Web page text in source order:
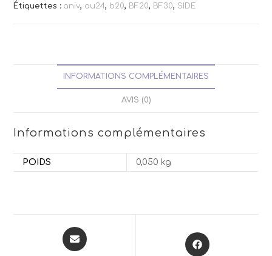
Étiquettes : aniv, au24, b20, BF20, BF30, SIDE
INFORMATIONS COMPLÉMENTAIRES
AVIS (0)
Informations complémentaires
POIDS 0,050 kg
Opens
in
Opens
in